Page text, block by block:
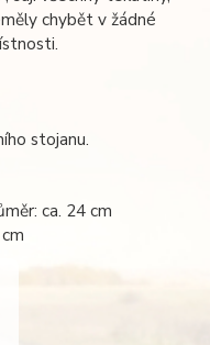
chybět v žádné
stojanu.
ca. 24 cm